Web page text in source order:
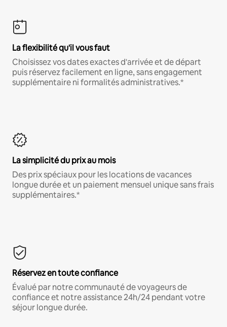
La flexibilité qu'il vous faut
Choisissez vos dates exactes d'arrivée et de départ
puis réservez facilement en ligne, sans engagement
supplémentaire ni formalités administratives.*
La simplicité du prix au mois
Des prix spéciaux pour les locations de vacances
longue durée et un paiement mensuel unique sans frais
supplémentaires.*
Réservez en toute confiance
Évalué par notre communauté de voyageurs de
confiance et notre assistance 24h/24 pendant votre
séjour longue durée.